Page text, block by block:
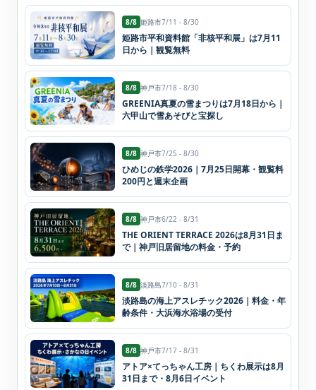
8/8 姫路市7/11 - 8/30
姫路市平和資料館「非核平和展」は7月11
日から｜観覧無料
8/8 神戸市7/18 - 8/30
GREENIA真夏の雪まつりは7月18日から｜
六甲山で雪あそびと宝探し
8/8 神戸市7/25 - 8/30
ひめじの鉄学2026｜7月25日開幕・観覧料
200円と週末企画
8/8 神戸市6/22 - 8/31
THE ORIENT TERRACE 2026は8月31日ま
で｜神戸旧居留地の料金・予約
8/8 淡路島7/10 - 8/31
淡路島の海上アスレチック2026｜料金・年
齢条件・大浜海水浴場の受付
8/8 神戸市7/17 - 8/31
アトア×てっちゃん工房｜ちくわ展示は8月
31日まで・8月6日イベント